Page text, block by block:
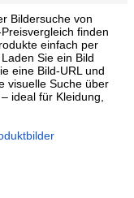
Bildersuche von
finden
einfach per
Sie ein Bild
eine Bild-URL und
visuelle Suche über
ideal für Kleidung,